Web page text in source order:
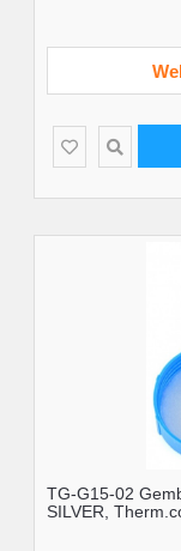
TG-G15-02
SILVER,